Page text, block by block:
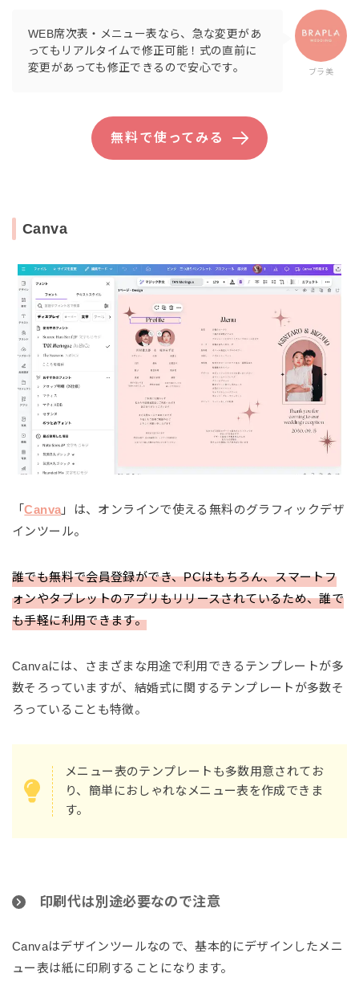
ブラ美
WEB席次表・メニュー表なら、急な変更があ
ってもリアルタイムで修正可能！式の直前に
変更があっても修正できるので安心です。
無料で使ってみる
Canva
「Canva 」は、オンラインで使える無料のグラフィックデザ
インツール。
誰でも無料で会員登録ができ、PCはもちろん、スマートフ
ォンやタブレットのアプリもリリースされているため、誰で
も手軽に利用できます。
Canvaには、さまざまな用途で利用できるテンプレートが多
数そろっていますが、結婚式に関するテンプレートが多数そ
ろっていることも特徴。
メニュー表のテンプレートも多数用意されてお
り、簡単におしゃれなメニュー表を作成できま
す。
印刷代は別途必要なので注意
Canvaはデザインツールなので、基本的にデザインしたメニ
ュー表は紙に印刷することになります。